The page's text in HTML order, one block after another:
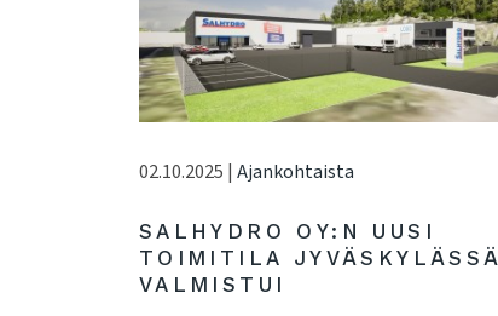
02.10.2025 | Ajankohtaista
SALHYDRO OY:N UUSI
TOIMITILA JYVÄSKYLÄSSÄ
VALMISTUI